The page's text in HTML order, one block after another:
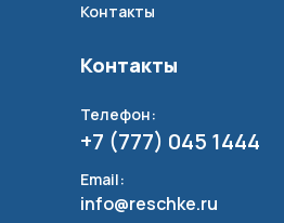
Контакты
Контакты
Телефон:
+7 (777) 045 1444
Email:
info@reschke.ru